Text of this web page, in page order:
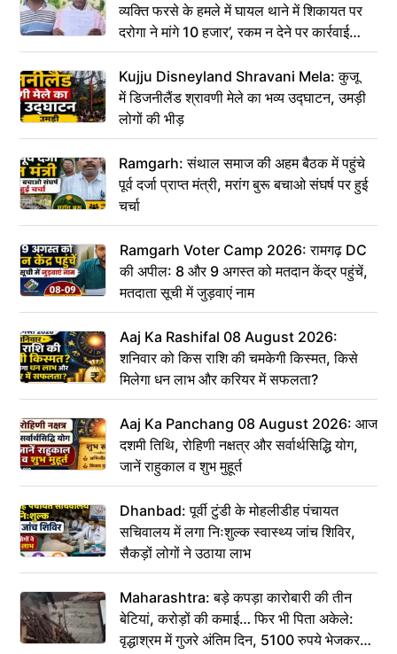
व्यक्ति फरसे के हमले में घायल थाने में शिकायत पर
दरोगा ने मांगे 10 हजार’, रकम न देने पर कार्रवाई
ठंडी!
Kujju Disneyland Shravani Mela: कुजू
में डिजनीलैंड श्रावणी मेले का भव्य उद्घाटन, उमड़ी
लोगों की भीड़
Ramgarh: संथाल समाज की अहम बैठक में पहुंचे
पूर्व दर्जा प्राप्त मंत्री, मरांग बुरू बचाओ संघर्ष पर हुई
चर्चा
Ramgarh Voter Camp 2026: रामगढ़ DC
की अपील: 8 और 9 अगस्त को मतदान केंद्र पहुंचें,
मतदाता सूची में जुड़वाएं नाम
Aaj Ka Rashifal 08 August 2026:
शनिवार को किस राशि की चमकेगी किस्मत, किसे
मिलेगा धन लाभ और करियर में सफलता?
Aaj Ka Panchang 08 August 2026: आज
दशमी तिथि, रोहिणी नक्षत्र और सर्वार्थसिद्धि योग,
जानें राहुकाल व शुभ मुहूर्त
Dhanbad: पूर्वी टुंडी के मोहलीडीह पंचायत
सचिवालय में लगा निःशुल्क स्वास्थ्य जांच शिविर,
सैकड़ों लोगों ने उठाया लाभ
Maharashtra: बड़े कपड़ा कारोबारी की तीन
बेटियां, करोड़ों की कमाई… फिर भी पिता अकेले:
वृद्धाश्रम में गुजरे अंतिम दिन, 5100 रुपये भेजकर